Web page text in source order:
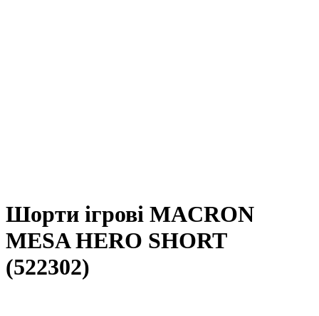
Шорти ігрові MACRON
MESA HERO SHORT
(522302)